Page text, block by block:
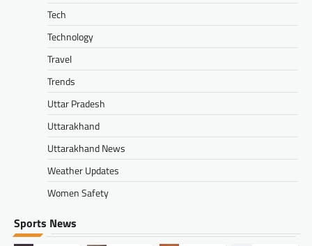
Tech
Technology
Travel
Trends
Uttar Pradesh
Uttarakhand
Uttarakhand News
Weather Updates
Women Safety
Sports News